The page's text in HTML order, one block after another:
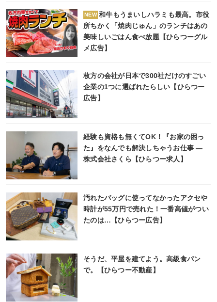
NEW 和牛もうまいしハラミも最高。市役
所ちかく「焼肉じゅん」のランチはあの
美味しいごはん食べ放題【ひらつーグル
メ広告】
枚方の会社が日本で300社だけのすごい
企業の1つに選ばれたらしい【ひらつー
広告】
経験も資格も無くてOK！『お家の困っ
た』をなんでも解決しちゃうお仕事 ―
株式会社さくら【ひらつー求人】
汚れたバッグに使ってなかったアクセや
時計が55万円で売れた！一番高値がつい
たのは…【ひらつー広告】
そうだ、平屋を建てよう。高級食パン
で。【ひらつー不動産】